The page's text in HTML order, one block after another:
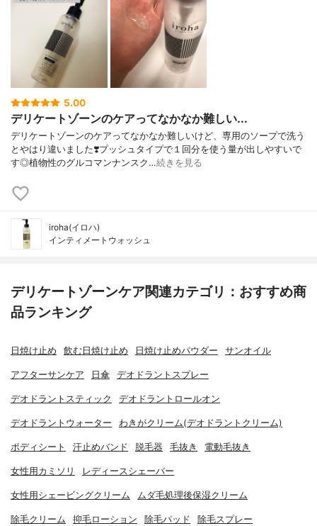
5.00
デリケートゾーンのケアってなかなか難しい...
デリケートゾーンのケアってなかなか難しいけど、専用のソープで洗う
とやはり違いました❣️プッシュタイプで１回分を使う量が出しやすいで
す◎植物性のグルコマンナンスク…続きを見る
iroha(イロハ)
インティメートウォッシュ
デリケートゾーンケア関連カテゴリ：おすすめ商
品ランキング
日焼け止め 飲む日焼け止め 日焼け止めパウダー サンオイル
アフターサンケア 日傘 デオドラントスプレー
デオドラントスティック デオドラントロールオン
デオドラントウォーター わきがクリーム(デオドラントクリーム)
ボディシート 汗止めバンド 脱毛器 毛抜き 電動毛抜き
女性用カミソリ レディースシェーバー
女性用シェービングクリーム ムダ毛処理後保湿クリーム
除毛クリーム 抑毛ローション 除毛パッド 除毛スプレー